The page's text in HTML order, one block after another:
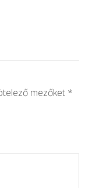
mezőket *